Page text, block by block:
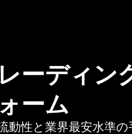
ーディン
ーム
動性と業界最安水準